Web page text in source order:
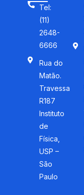
Tel:
(11)
2648-
6666
Rua do
Matão.
Travessa
R187
Instituto
de
Física,
USP –
São
Paulo